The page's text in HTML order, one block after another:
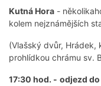
Kutná Hora -
kolem nejznámějších
(Vlašský dvůr, Hrádek,
prohlídkou chrámu sv.
17:30 hod. - odjezd